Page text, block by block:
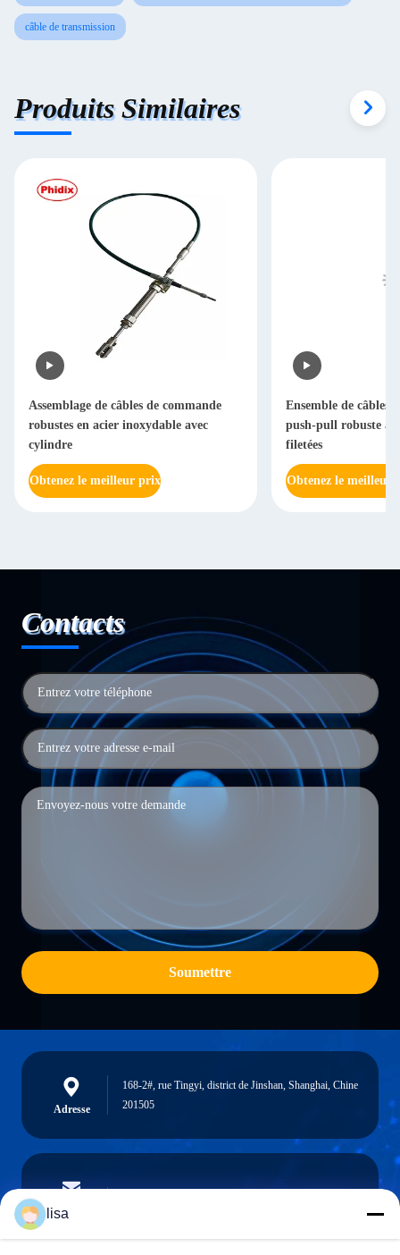
câble de transmission
Produits Similaires
Assemblage de câbles de commande
robustes en acier inoxydable avec
cylindre
Obtenez le meilleur prix
Ensemble de câbles
push-pull robuste
filetées
Obtenez le meilleur
Contacts
Soumettre
Adresse
168-2#, rue Tingyi, district de Jinshan, Shanghai, Chine
201505
E-mail
lisa